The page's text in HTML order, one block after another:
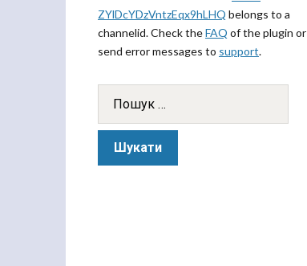
ZYlDcYDzVntzEqx9hLHQ belongs to a
channelid. Check theFAQ of the plugin or
send error messages to support.